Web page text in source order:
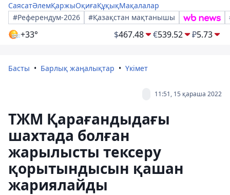
СаясатӘлемҚаржыОқиғаҚұқықМақалалар
#Референдум-2026
#Қазақстан мақтанышы
+33° $467.48 €539.52 ₽5.73
Басты Барлық жаңалықтар Үкімет
11:51, 15 қараша 2022
ТЖМ Қарағандыдағы
шахтада болған
жарылысты тексеру
қорытындысын қашан
жариялайды